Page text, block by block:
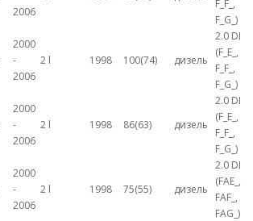
2006
F_F_,
F_G_)
2000
-
2006
2 l 1998 100(74) дизель
2.0 DI
(F_E_,
F_F_,
F_G_)
2000
-
2006
2 l 1998 86(63) дизель
2.0 DI
(F_E_,
F_F_,
F_G_)
2000
-
2006
2 l 1998 75(55) дизель
2.0 DI
(FAE_,
FAF_,
FAG_)